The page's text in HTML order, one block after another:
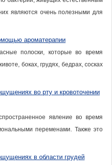
являются очень полезными для
ароматерапии
полоски, которые во время
боках, грудях, бедрах, сосках
во рту и кровоточении
явление во время
переменами. Также это
в области грудей